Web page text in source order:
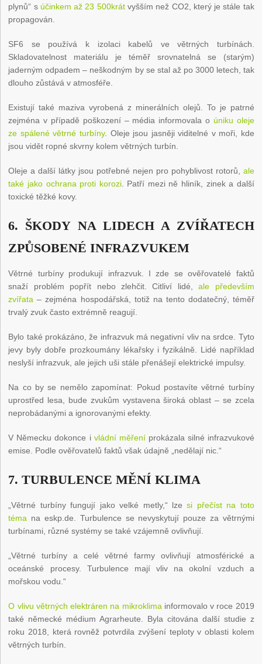
plynů“ s účinkem až 23 500krátvyšším než CO2, který je stále tak
propagován.
SF6 se používá k izolaci kabelů ve větrných turbínách.
Skladovatelnost materiálu je téměř srovnatelná se (starým)
jaderným odpadem – neškodným by se stal až po 3000 letech, tak
dlouho zůstává v atmosféře.
Existují také maziva vyrobená z minerálních olejů. To je patrné
zejména v případě poškození – média informovala o úniku oleje
ze spálené větrné turbíny. Oleje jsou jasněji viditelné v moři, kde
jsou vidět ropné skvrny kolem větrných turbín.
Oleje a další látky jsou potřebné nejen pro pohyblivost rotorů, ale
také jako ochrana proti korozi. Patří mezi ně hliník, zinek a další
toxické těžké kovy.
6. ŠKODY NA LIDECH A ZVÍŘATECH
ZPŮSOBENÉ INFRAZVUKEM
Větrné turbíny produkují infrazvuk. I zde se ověřovatelé faktů
snaží problém popřít nebo zlehčit. Citliví lidé,ale především
zvířata – zejména hospodářská, totiž na tento dodatečný, téměř
trvalý zvuk často extrémně reagují.
Bylo také prokázáno, že infrazvuk má negativní vliv na srdce. Tyto
jevy byly dobře prozkoumány lékařsky i fyzikálně. Lidé například
neslyší infrazvuk, ale jejich uši stále přenášejí elektrické impulsy.
Na co by se nemělo zapomínat: Pokud postavíte větrné turbíny
uprostřed lesa, bude zvukům vystavena široká oblast – se zcela
neprobádanými a ignorovanými efekty.
V Německu dokonce i vládní měřeníprokázala silné infrazvukové
emise. Podle ověřovatelů faktů však údajně „nedělají nic.“
7. TURBULENCE MĚNÍ KLIMA
„Větrné turbíny fungují jako velké metly,“ lzesi přečíst na toto
téma na eskp.de. Turbulence se nevyskytují pouze za větrnými
turbínami, různé systémy se také vzájemně ovlivňují.
„Větrné turbíny a celé větrné farmy ovlivňují atmosférické a
oceánské procesy. Turbulence mají vliv na okolní vzduch a
mořskou vodu.“
O vlivu větrných elektráren na mikroklimainformovalo v roce 2019
také německé médium Agrarheute. Byla citována další studie z
roku 2018, která rovněž potvrdila zvýšení teploty v oblasti kolem
větrných turbín.